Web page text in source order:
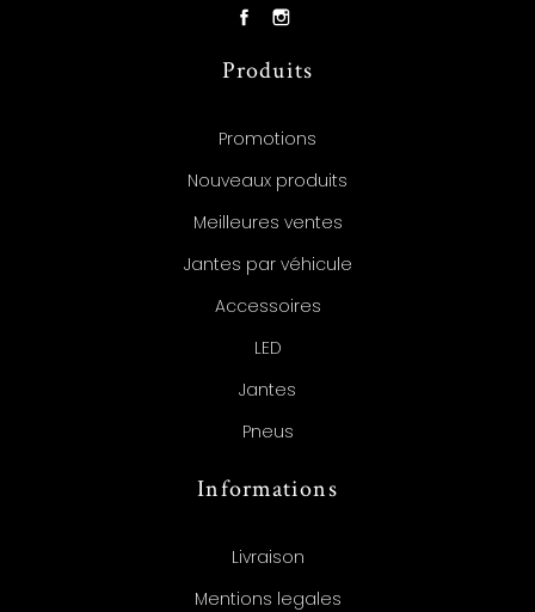
Produits
Promotions
Nouveaux produits
Meilleures ventes
Jantes par véhicule
Accessoires
LED
Jantes
Pneus
Informations
Livraison
Mentions legales